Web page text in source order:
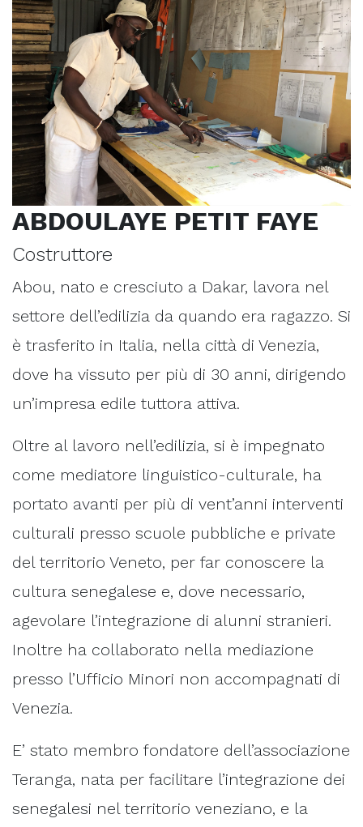
ABDOULAYE PETIT FAYE
Costruttore
Abou, nato e cresciuto a Dakar, lavora nel
settore dell’edilizia da quando era ragazzo. Si
è trasferito in Italia, nella città di Venezia,
dove ha vissuto per più di 30 anni, dirigendo
un’impresa edile tuttora attiva.
Oltre al lavoro nell’edilizia, si è impegnato
come mediatore linguistico-culturale, ha
portato avanti per più di vent’anni interventi
culturali presso scuole pubbliche e private
del territorio Veneto, per far conoscere la
cultura senegalese e, dove necessario,
agevolare l’integrazione di alunni stranieri.
Inoltre ha collaborato nella mediazione
presso l’Ufficio Minori non accompagnati di
Venezia.
E’ stato membro fondatore dell’associazione
Teranga, nata per facilitare l’integrazione dei
senegalesi nel territorio veneziano, e la